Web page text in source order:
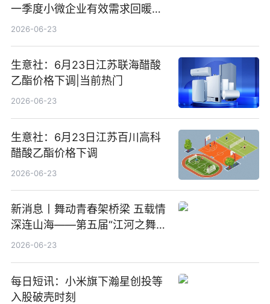
一季度小微企业有效需求回暖，
金融服务迈向可持续发展新阶段
2026-06-23
生意社：6月23日江苏联海醋酸
乙酯价格下调|当前热门
2026-06-23
生意社：6月23日江苏百川高科
醋酸乙酯价格下调
2026-06-23
新消息丨舞动青春架桥梁 五载情
深连山海——第五届“江河之舞”
中美青少年文化交流展演在镇江
2026-06-23
每日短讯：小米旗下瀚星创投等
入股破壳时刻